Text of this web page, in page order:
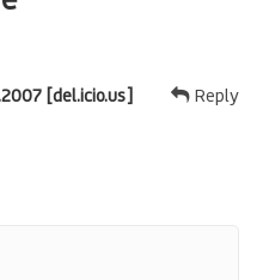
[del.icio.us] Reply